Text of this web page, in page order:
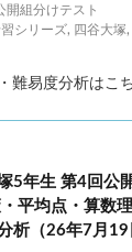
開組分けテスト
シリーズ, 四谷大塚,
難易度分析はこ
5年生 第4回公
平均点・算数
析（26年7月19
3年生
予習シリーズ
保存版 学習法記事
コベツバ
ついての話